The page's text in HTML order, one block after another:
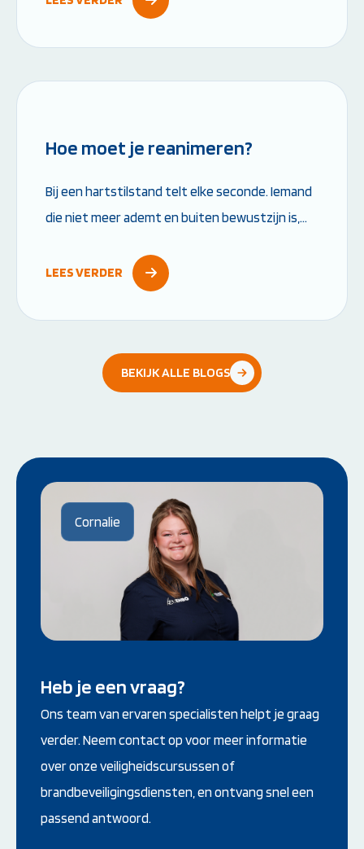
Hoe moet je reanimeren?
Bij een hartstilstand telt elke seconde. Iemand
die niet meer ademt en buiten bewustzijn is,
met reanimeren vergroot je de overlevingskans
LEES VERDER
BEKIJK ALLE BLOGS
Cornalie
Heb je een vraag?
Ons team van ervaren specialisten helpt je graag
verder. Neem contact op voor meer informatie
over onze veiligheidscursussen of
brandbeveiligingsdiensten, en ontvang snel een
passend antwoord.